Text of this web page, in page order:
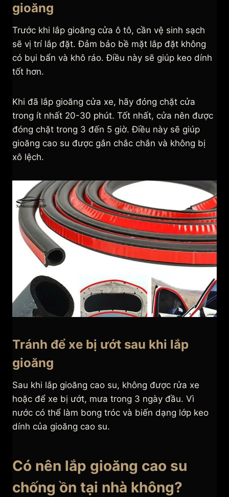
gioăng
Trước khi lắp gioăng cửa ô tô, cần vệ sinh sạch
sẽ vị trí lắp đặt. Đảm bảo bề mặt lắp đặt không
có bụi bẩn và khô ráo. Điều này sẽ giúp keo dính
tốt hơn.
Khi đã lắp gioăng cửa xe, hãy đóng chặt cửa
trong ít nhất 20-30 phút. Tốt nhất, cửa nên được
đóng chặt trong 3 đến 5 giờ. Điều này sẽ giúp
gioăng cao su được gắn chắc chắn và không bị
xô lệch.
Tránh để xe bị ướt sau khi lắp
gioăng
Sau khi lắp gioăng cao su, không được rửa xe
hoặc để xe bị ướt, mưa trong 3 ngày đầu. Vì
nước có thể làm bong tróc và biến dạng lớp keo
dính của gioăng cao su.
Có nên lắp gioăng cao su
chống ồn tại nhà không?